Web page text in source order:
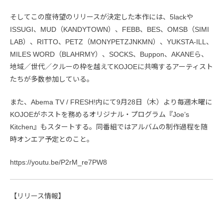
そしてこの度待望のリリースが決定した本作には、5lackや
ISSUGI、MUD（KANDYTOWN）、FEBB、BES、OMSB（SIMI
LAB）、RITTO、PETZ（MONYPETZJNKMN）、YUKSTA-ILL、
MILES WORD（BLAHRMY）、SOCKS、Buppon、AKANEら、
地域／世代／クルーの枠を越えてKOJOEに共鳴するアーティスト
たちが多数参加している。
また、Abema TV / FRESH!内にて9月28日（木）より毎週木曜に
KOJOEがホストを務めるオリジナル・プログラム『Joe’s
Kitchen』もスタートする。同番組ではアルバムの制作過程を随
時オンエア予定とのこと。
https://youtu.be/P2rM_re7PW8
【リリース情報】